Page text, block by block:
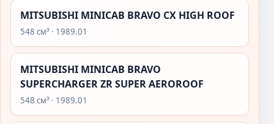
MITSUBISHI MINICAB BRAVO CX HIGH ROOF
548 см³ · 1989.01
MITSUBISHI MINICAB BRAVO
SUPERCHARGER ZR SUPER AEROROOF
548 см³ · 1989.01